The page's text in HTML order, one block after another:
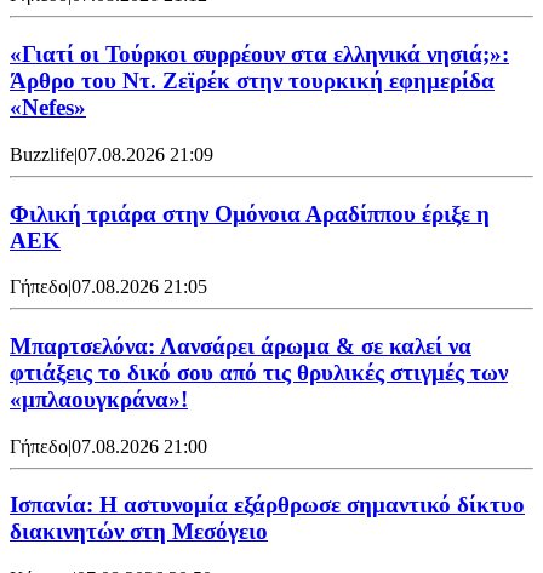
«Γιατί οι Τούρκοι συρρέουν στα ελληνικά νησιά;»:
Άρθρο του Ντ. Ζεϊρέκ στην τουρκική εφημερίδα
«Nefes»
Buzzlife|07.08.2026 21:09
Φιλική τριάρα στην Ομόνοια Αραδίππου έριξε η
ΑΕΚ
Γήπεδο|07.08.2026 21:05
Μπαρτσελόνα: Λανσάρει άρωμα & σε καλεί να
φτιάξεις το δικό σου από τις θρυλικές στιγμές των
«μπλαουγκράνα»!
Γήπεδο|07.08.2026 21:00
Ισπανία: Η αστυνομία εξάρθρωσε σημαντικό δίκτυο
διακινητών στη Μεσόγειο